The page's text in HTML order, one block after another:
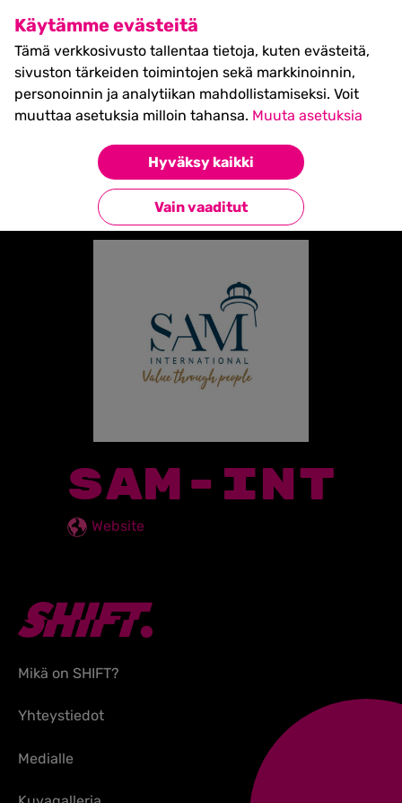
Käytämme evästeitä
Tämä verkkosivusto tallentaa tietoja, kuten evästeitä,
sivuston tärkeiden toimintojen sekä markkinoinnin,
personoinnin ja analytiikan mahdollistamiseksi. Voit
muuttaa asetuksia milloin tahansa. Muuta asetuksia
Hyväksy kaikki
Vain vaaditut
SHIFT Business Festival
27.5.2027, Turku - liput
myynnissä nyt! >>
Partners»SAM-int
Takaisin kumppaneihin
SAM-INT
Website
Mikä on SHIFT?
Yhteystiedot
Medialle